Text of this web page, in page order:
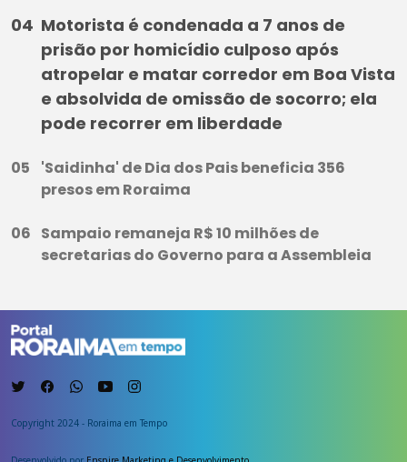
Motorista é condenada a 7 anos de
prisão por homicídio culposo após
atropelar e matar corredor em Boa Vista
e absolvida de omissão de socorro; ela
pode recorrer em liberdade
'Saidinha' de Dia dos Pais beneficia 356
presos em Roraima
Sampaio remaneja R$ 10 milhões de
secretarias do Governo para a Assembleia
Copyright 2024 - Roraima em Tempo